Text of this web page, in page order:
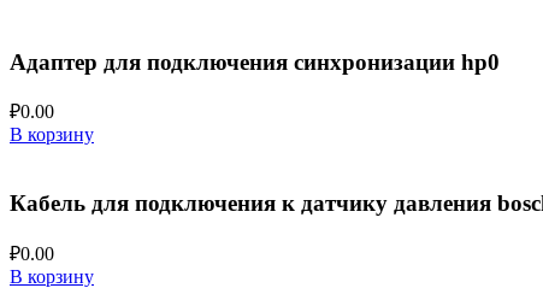
Адаптер для подключения синхронизации hp0
₽0.00
В корзину
Кабель для подключения к датчику давления
₽0.00
В корзину